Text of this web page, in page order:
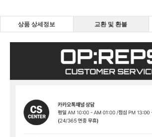
상품 상세정보 교환 및 환불